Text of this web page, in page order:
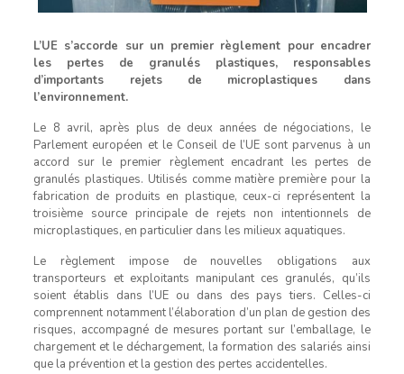
L’UE s’accorde sur un premier règlement pour encadrer
les pertes de granulés plastiques, responsables
d’importants rejets de microplastiques dans
l’environnement.
Le 8 avril, après plus de deux années de négociations, le
Parlement européen et le Conseil de l’UE sont parvenus à un
accord sur le premier règlement encadrant les pertes de
granulés plastiques. Utilisés comme matière première pour la
fabrication de produits en plastique, ceux-ci représentent la
troisième source principale de rejets non intentionnels de
microplastiques, en particulier dans les milieux aquatiques.
Le règlement impose de nouvelles obligations aux
transporteurs et exploitants manipulant ces granulés, qu’ils
soient établis dans l’UE ou dans des pays tiers. Celles-ci
comprennent notamment l’élaboration d’un plan de gestion des
risques, accompagné de mesures portant sur l’emballage, le
chargement et le déchargement, la formation des salariés ainsi
que la prévention et la gestion des pertes accidentelles.